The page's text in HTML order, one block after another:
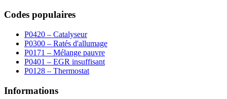
Codes populaires
P0420 – Catalyseur
P0300 – Ratés d'allumage
P0171 – Mélange pauvre
P0401 – EGR insuffisant
P0128 – Thermostat
Informations